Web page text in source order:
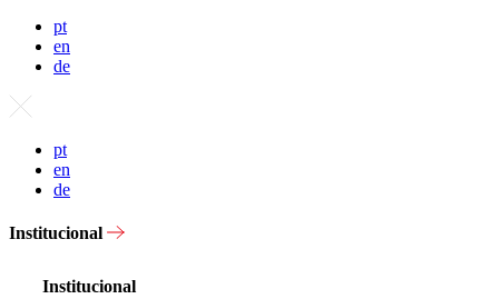
pt
en
de
pt
en
de
Institucional
Institucional